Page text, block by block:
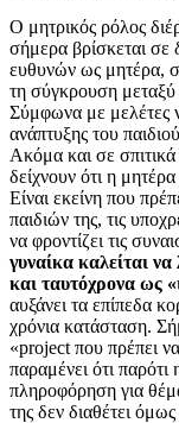
Ο μητρικός ρόλος
σήμερα βρίσκεται
ευθυνών ως μητέρα,
τη σύγκρουση μεταξύ
Σύμφωνα με μελέτες
ανάπτυξης του
Ακόμα και σε σπιτικά
δείχνουν ότι η
Είναι εκείνη που
παιδιών της, τις
να φροντίζει τις
γυναίκα καλείται να
και ταυτόχρονα ως
αυξάνει τα επίπεδα
χρόνια κατάσταση.
«project που πρέπει
παραμένει ότι παρότι
πληροφόρηση για
της δεν διαθέτει